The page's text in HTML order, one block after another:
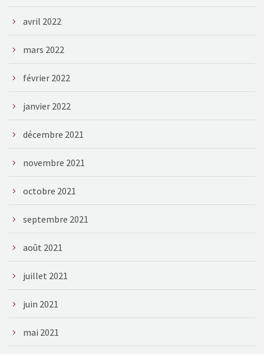
avril 2022
mars 2022
février 2022
janvier 2022
décembre 2021
novembre 2021
octobre 2021
septembre 2021
août 2021
juillet 2021
juin 2021
mai 2021